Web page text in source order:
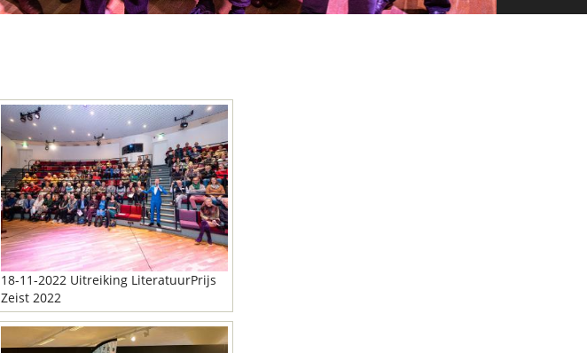
18-11-2022 Uitreiking LiteratuurPrijs
Zeist 2022